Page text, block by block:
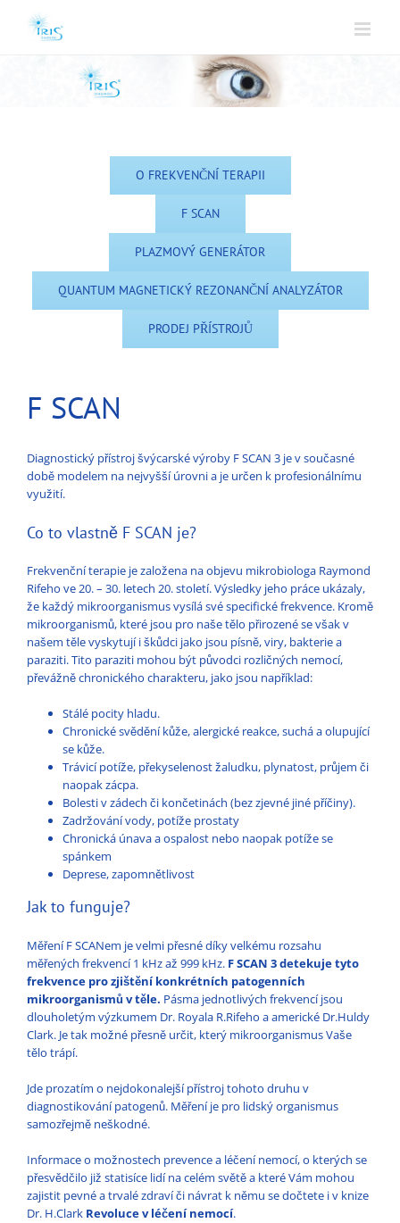
O FREKVENČNÍ TERAPII
F SCAN
PLAZMOVÝ GENERÁTOR
QUANTUM MAGNETICKÝ REZONANČNÍ ANALYZÁTOR
PRODEJ PŘÍSTROJŮ
F SCAN
Diagnostický přístroj švýcarské výroby F SCAN 3 je v současné
době modelem na nejvyšší úrovni a je určen k profesionálnímu
využití.
Co to vlastně F SCAN je?
Frekvenční terapie je založena na objevu mikrobiologa Raymond
Rifeho ve 20. – 30. letech 20. století. Výsledky jeho práce ukázaly,
že každý mikroorganismus vysílá své specifické frekvence. Kromě
mikroorganismů, které jsou pro naše tělo přirozené se však v
našem těle vyskytují i škůdci jako jsou písně, viry, bakterie a
paraziti. Tito paraziti mohou být původci rozličných nemocí,
převážně chronického charakteru, jako jsou například:
Stálé pocity hladu.
Chronické svědění kůže, alergické reakce, suchá a olupující
se kůže.
Trávicí potíže, překyselenost žaludku, plynatost, průjem či
naopak zácpa.
Bolesti v zádech či končetinách (bez zjevné jiné příčiny).
Zadržování vody, potíže prostaty
Chronická únava a ospalost nebo naopak potíže se
spánkem
Deprese, zapomnětlivost
Jak to funguje?
Měření F SCANem je velmi přesné díky velkému rozsahu
měřených frekvencí 1 kHz až 999 kHz. F SCAN 3 detekuje tyto
frekvence pro zjištění konkrétních patogenních
mikroorganismů v těle. Pásma jednotlivých frekvencí jsou
dlouholetým výzkumem Dr. Royala R.Rifeho a americké Dr.Huldy
Clark. Je tak možné přesně určit, který mikroorganismus Vaše
tělo trápí.
Jde prozatím o nejdokonalejší přístroj tohoto druhu v
diagnostikování patogenů. Měření je pro lidský organismus
samozřejmě neškodné.
Informace o možnostech prevence a léčení nemocí, o kterých se
přesvědčilo již statisíce lidí na celém světě a které Vám mohou
zajistit pevné a trvalé zdraví či návrat k němu se dočtete i v knize
Dr. H.Clark Revoluce v léčení nemocí.